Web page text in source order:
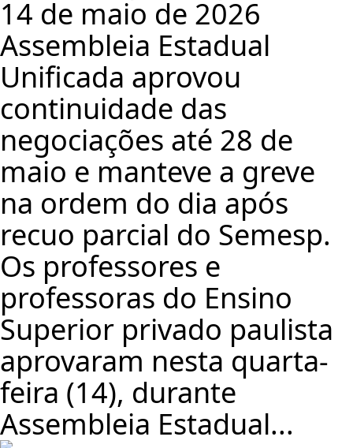
14 de maio de 2026
Assembleia Estadual
Unificada aprovou
continuidade das
negociações até 28 de
maio e manteve a greve
na ordem do dia após
recuo parcial do Semesp.
Os professores e
professoras do Ensino
Superior privado paulista
aprovaram nesta quarta-
feira (14), durante
Assembleia Estadual...